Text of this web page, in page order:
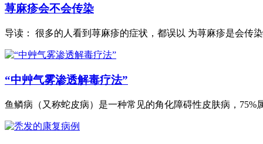
荨麻疹会不会传染
导读： 很多的人看到荨麻疹的症状，都误以 为荨麻疹是会传
“中艸气雾渗透解毒疗法”
鱼鳞病（又称蛇皮病）是一种常见的角化障碍性皮肤病，75%